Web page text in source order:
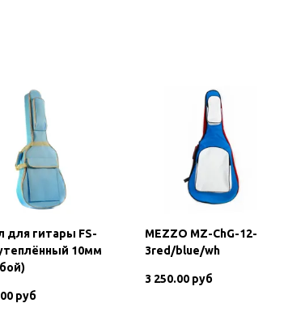
для гитары FS-
10мм
руб
MEZZO MZ-ChG-12-
3red/blue/wh
3 250.00 руб